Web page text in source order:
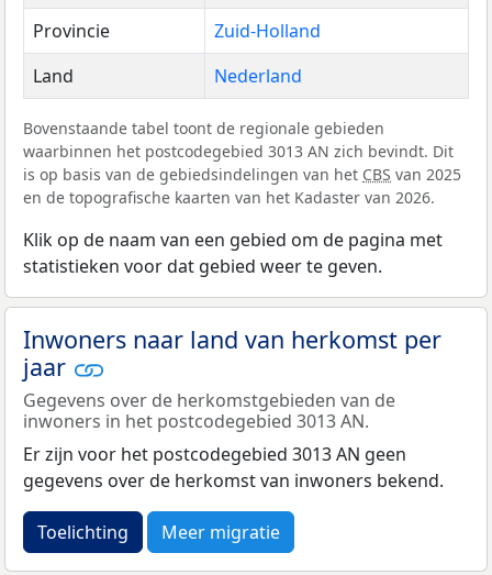
Provincie
Zuid-Holland
Land
Nederland
Bovenstaande tabel toont de regionale gebieden
waarbinnen het postcodegebied 3013 AN zich bevindt. Dit
is op basis van de gebiedsindelingen van het CBS van 2025
en de topografische kaarten van het Kadaster van 2026.
Klik op de naam van een gebied om de pagina met
statistieken voor dat gebied weer te geven.
Inwoners naar land van herkomst per
jaar
Gegevens over de herkomstgebieden van de
inwoners in het postcodegebied 3013 AN.
Er zijn voor het postcodegebied 3013 AN geen
gegevens over de herkomst van inwoners bekend.
Toelichting Meer migratie